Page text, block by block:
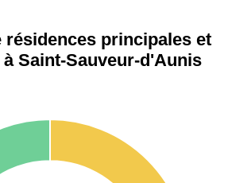
résidences principales et
Saint-Sauveur-d'Aunis